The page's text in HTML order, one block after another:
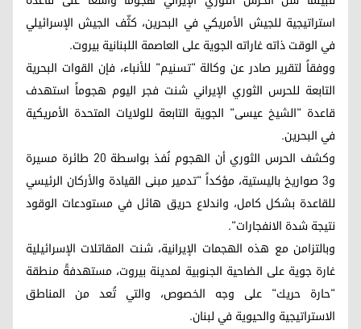
استراتيجية للجيش الأمريكي في البحرين، كثّف الجيش الإسرائيلي
في الوقت ذاته غاراته الجوية على العاصمة اللبنانية بيروت.
ووفقاً لتقرير صادر عن وكالة "تسنيم" للأنباء، فإن القوات البحرية
التابعة للحرس الثوري الإيراني شنت فجر اليوم هجوماً استهدف
قاعدة "الشيخ عيسى" الجوية التابعة للولايات المتحدة الأمريكية
في البحرين.
وكشف الحرس الثوري أن الهجوم نُفذ بواسطة 20 طائرة مسيرة
و3 صواريخ باليستية، مؤكداً "تدمير مبنى القيادة والأركان الرئيسي
للقاعدة بشكل كامل، واندلاع حريق هائل في مستودعات الوقود
نتيجة شدة الانفجارات".
وبالتزامن مع هذه الهجمات الإيرانية، شنت المقاتلات الإسرائيلية
غارة جوية على الضاحية الجنوبية لمدينة بيروت، مستهدفةً منطقة
"حارة حريك" على وجه الخصوص، والتي تُعد من المناطق
الاستراتيجية والحيوية في لبنان.